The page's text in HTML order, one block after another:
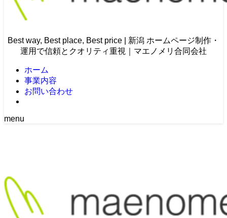
Best way, Best place, Best price | 新潟 ホームページ制作・
運用で信頼とクオリティ重視｜マエノメリ合同会社
ホーム
事業内容
お問い合わせ
menu